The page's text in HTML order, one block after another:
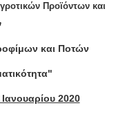
Προϊόντων και
και Ποτών
2020